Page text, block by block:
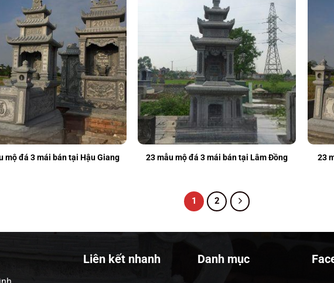
mộ đá 3 mái bán tại Hậu Giang 23 mẫu mộ đá 3 mái bán tại Lâm Đồng 23
1 2
Liên kết nhanh Danh mục